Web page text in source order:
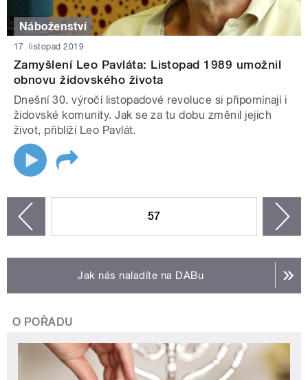
Náboženství
17. listopad 2019
Zamyšlení Leo Pavláta: Listopad 1989 umožnil
obnovu židovského života
Dnešní 30. výročí listopadové revoluce si připomínají i
židovské komunity. Jak se za tu dobu změnil jejich
život, přiblíží Leo Pavlát.
57
Jak nás naladíte na DABu
O POŘADU